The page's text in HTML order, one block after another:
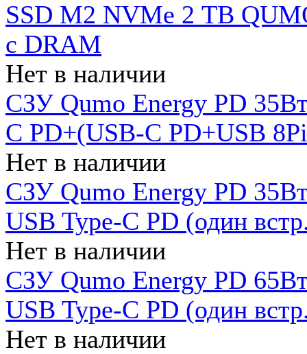
SSD M2 NVMe 2 ТB
c DRAM
Нет в наличии
СЗУ Qumo Energy PD
C PD+(USB-C PD+USB
Нет в наличии
СЗУ Qumo Energy PD
USB Type-C PD (один
Нет в наличии
СЗУ Qumo Energy PD
USB Type-C PD (один
Нет в наличии